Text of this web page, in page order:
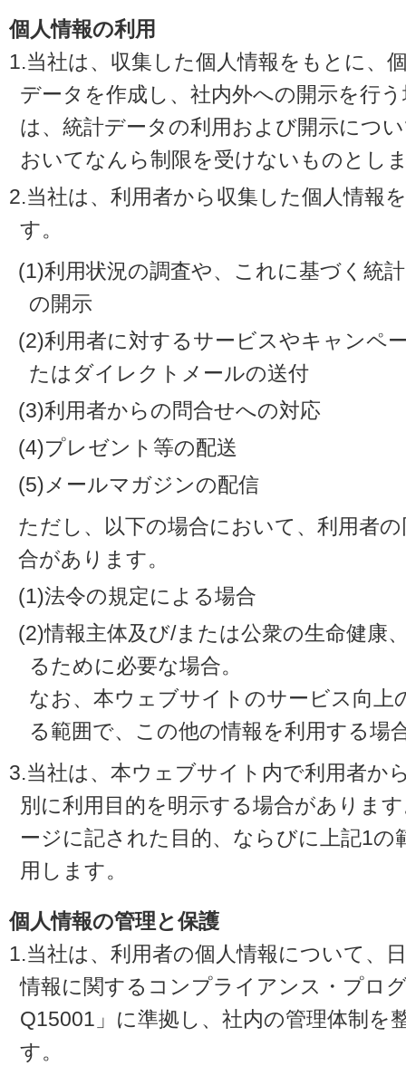
個人情報の利用
1.当社は、収集した個人情報をもとに、
データを作成し、社内外への開示を行
は、統計データの利用および開示につ
おいてなんら制限を受けないものとし
2.当社は、利用者から収集した個人情報
す。
(1)利用状況の調査や、これに基づく統
の開示
(2)利用者に対するサービスやキャンペ
たはダイレクトメールの送付
(3)利用者からの問合せへの対応
(4)プレゼント等の配送
(5)メールマガジンの配信
ただし、以下の場合において、利用者
合があります。
(1)法令の規定による場合
(2)情報主体及び/または公衆の生命健康
るために必要な場合。
なお、本ウェブサイトのサービス向上
る範囲で、この他の情報を利用する場
3.当社は、本ウェブサイト内で利用者か
別に利用目的を明示する場合がありま
ージに記された目的、ならびに上記1の
用します。
個人情報の管理と保護
1.当社は、利用者の個人情報について、
情報に関するコンプライアンス・プロ
Q15001」に準拠し、社内の管理体制を
す。